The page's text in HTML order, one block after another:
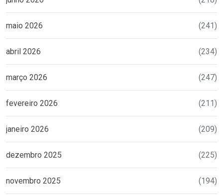
maio 2026 (241)
abril 2026 (234)
março 2026 (247)
fevereiro 2026 (211)
janeiro 2026 (209)
dezembro 2025 (225)
novembro 2025 (194)